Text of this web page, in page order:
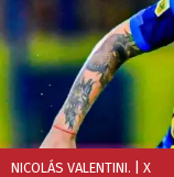
NICOLÁS VALENTINI. | X